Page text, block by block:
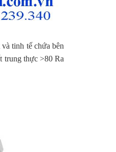
tinh tế chứa bên
trung thực >80 Ra